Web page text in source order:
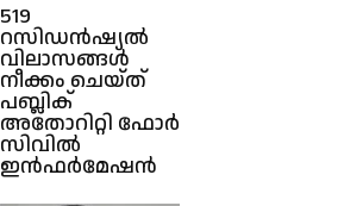
519
റസിഡൻഷ്യൽ
വിലാസങ്ങൾ
നീക്കം ചെയ്ത്
പബ്ലിക്
അതോറിറ്റി ഫോർ
സിവിൽ
ഇൻഫർമേഷൻ